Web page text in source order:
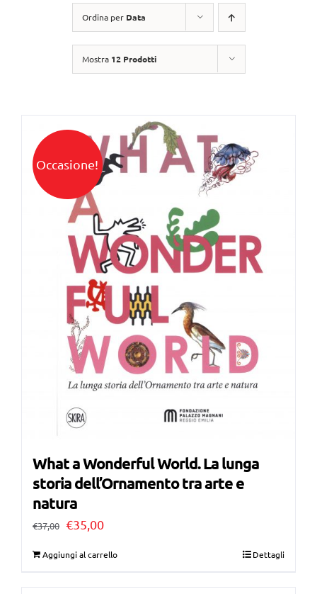
Ordina per Data
Mostra 12 Prodotti
Occasione!
What a Wonderful World. La lunga
storia dell’Ornamento tra arte e
natura
€37,00 Il
€35,00Il
Aggiungi al carrello Dettagli